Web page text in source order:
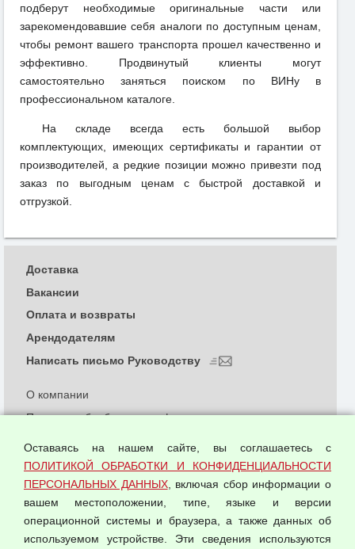
подберут необходимые оригинальные части или
зарекомендовавшие себя аналоги по доступным ценам,
чтобы ремонт вашего транспорта прошел качественно и
эффективно. Продвинутый клиенты могут
самостоятельно заняться поиском по ВИНу в
профессиональном каталоге.
На складе всегда есть большой выбор
комплектующих, имеющих сертификаты и гарантии от
производителей, а редкие позиции можно привезти под
заказ по выгодным ценам с быстрой доставкой и
отгрузкой.
О компании
Политика обработки и конфиденциальности
Согласием на обработку персональных данных
Оферта оптовой купли-продажи
Публичная оферта
Доставка
Вакансии
Оплата и возвраты
Арендодателям
Написать письмо Руководству
Оставаясь на нашем сайте, вы соглашаетесь с
ПОЛИТИКОЙ ОБРАБОТКИ И КОНФИДЕНЦИАЛЬНОСТИ
ПЕРСОНАЛЬНЫХ ДАННЫХ, включая сбор информации о
вашем местоположении, типе, языке и версии
операционной системы и браузера, а также данных об
используемом устройстве. Эти сведения используются